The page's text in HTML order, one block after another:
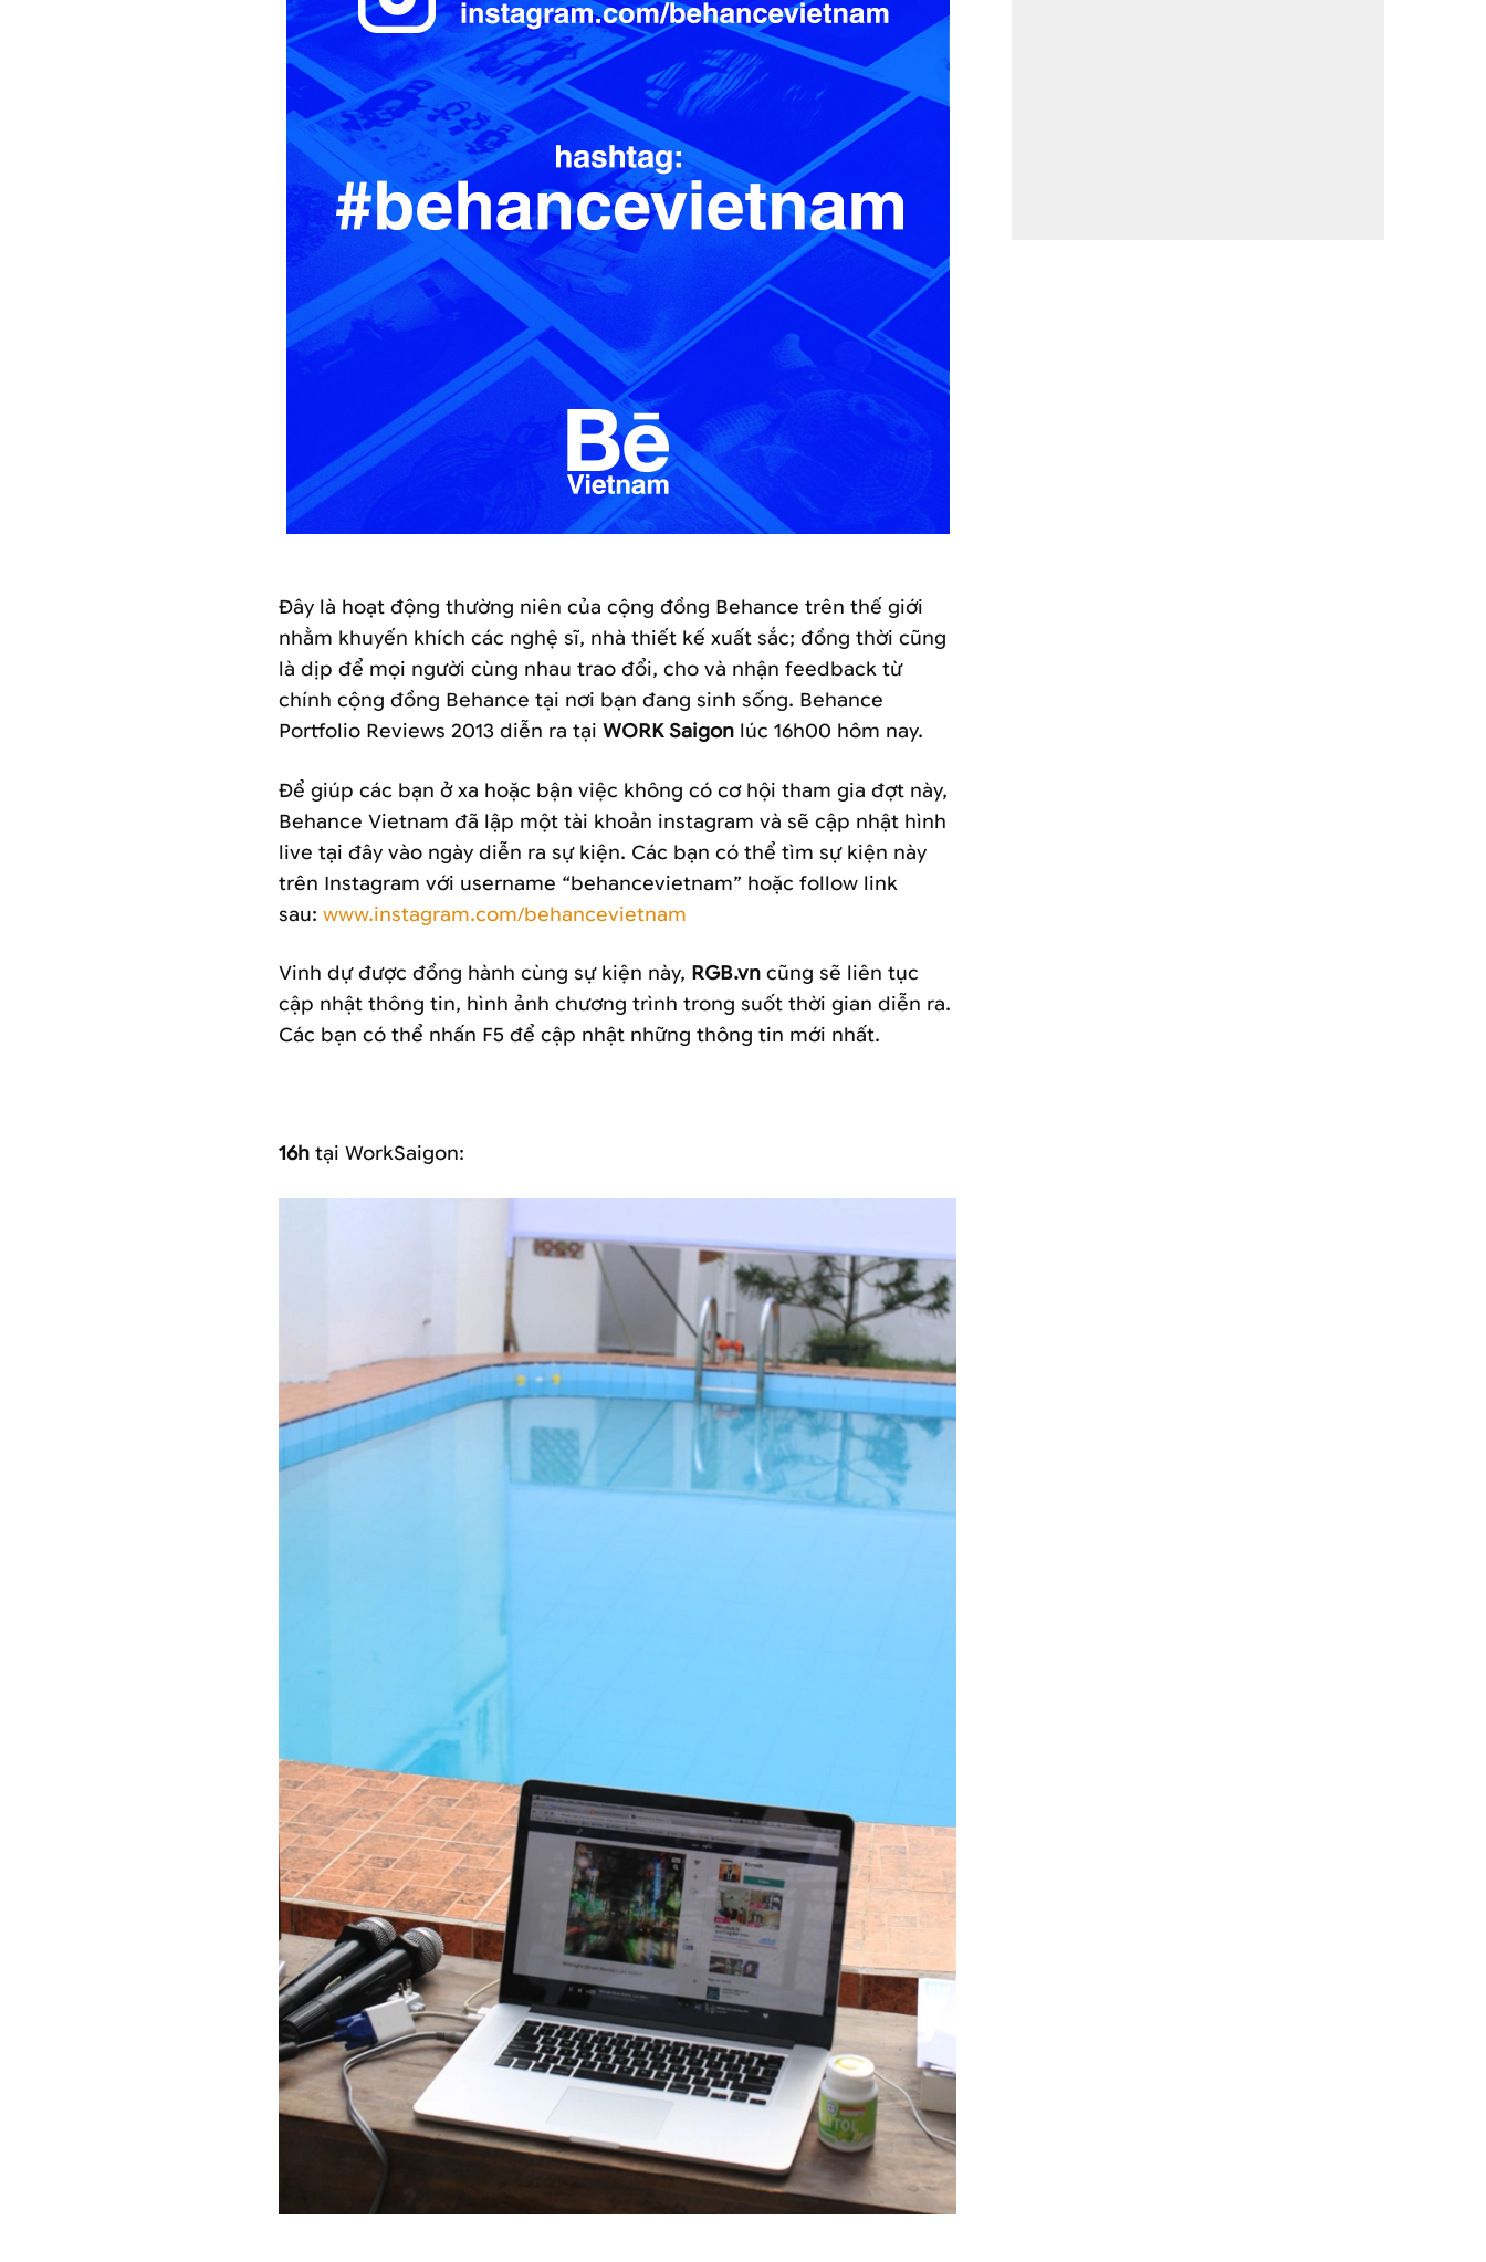
Đây là hoạt động thường niên của cộng đồng Behance trên thế giới
nhằm khuyến khích các nghệ sĩ, nhà thiết kế xuất sắc; đồng thời cũng
là dịp để mọi người cùng nhau trao đổi, cho và nhận feedback từ
chính cộng đồng Behance tại nơi bạn đang sinh sống. Behance
Portfolio Reviews 2013 diễn ra tại WORK Saigon lúc 16h00 hôm nay.
Để giúp các bạn ở xa hoặc bận việc không có cơ hội tham gia đợt này,
Behance Vietnam đã lập một tài khoản instagram và sẽ cập nhật hình
live tại đây vào ngày diễn ra sự kiện. Các bạn có thể tìm sự kiện này
trên Instagram với username “behancevietnam” hoặc follow link
sau: www.instagram.com/behancevietnam
Vinh dự được đồng hành cùng sự kiện này, RGB.vn cũng sẽ liên tục
cập nhật thông tin, hình ảnh chương trình trong suốt thời gian diễn ra.
Các bạn có thể nhấn F5 để cập nhật những thông tin mới nhất.
16h tại WorkSaigon: